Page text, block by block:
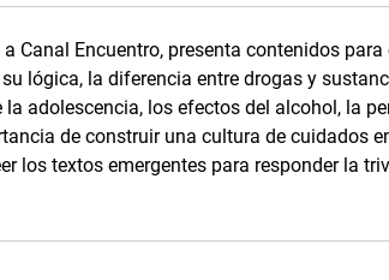
Canal Encuentro, presenta contenidos
lógica, la diferencia entre drogas y
adolescencia, los efectos del alcohol, la
de construir una cultura de cuidados
los textos emergentes para responder la